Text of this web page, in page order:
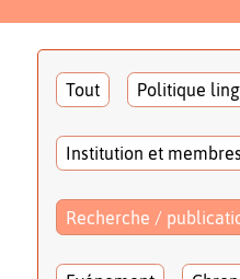
Tout Politique
Institution et membres
Recherche /